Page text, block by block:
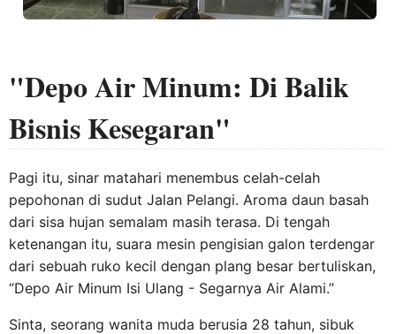
"Depo Air Minum: Di Balik
Bisnis Kesegaran"
Pagi itu, sinar matahari menembus celah-celah
pepohonan di sudut Jalan Pelangi. Aroma daun basah
dari sisa hujan semalam masih terasa. Di tengah
ketenangan itu, suara mesin pengisian galon terdengar
dari sebuah ruko kecil dengan plang besar bertuliskan,
“Depo Air Minum Isi Ulang - Segarnya Air Alami.”
Sinta, seorang wanita muda berusia 28 tahun, sibuk